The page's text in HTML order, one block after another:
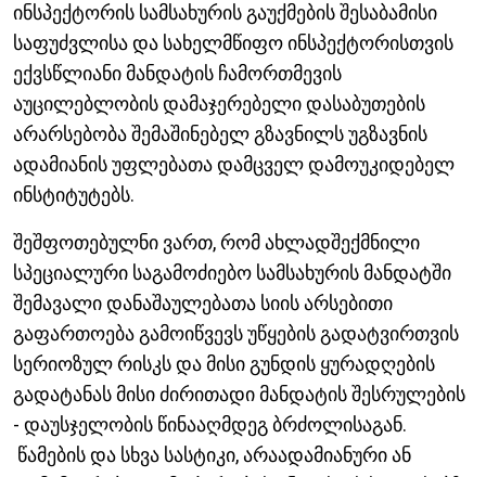
ინსპექტორის სამსახურის გაუქმების შესაბამისი
საფუძვლისა და სახელმწიფო ინსპექტორისთვის
ექვსწლიანი მანდატის ჩამორთმევის
აუცილებლობის დამაჯერებელი დასაბუთების
არარსებობა შემაშინებელ გზავნილს უგზავნის
ადამიანის უფლებათა დამცველ დამოუკიდებელ
ინსტიტუტებს.
შეშფოთებულნი ვართ, რომ ახლადშექმნილი
სპეციალური საგამოძიებო სამსახურის მანდატში
შემავალი დანაშაულებათა სიის არსებითი
გაფართოება გამოიწვევს უწყების გადატვირთვის
სერიოზულ რისკს და მისი გუნდის ყურადღების
გადატანას მისი ძირითადი მანდატის შესრულების
- დაუსჯელობის წინააღმდეგ ბრძოლისაგან.
წამების და სხვა სასტიკი, არაადამიანური ან